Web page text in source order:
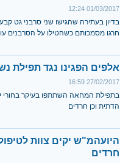
01/03/2017 12:24
בדיון בעתירה שהגישו שני סרבני גט
חרגו מסמכותם כשהטילו על הסרבנים
אלפים הפגינו נגד תפילת
27/02/2017 16:59
בתפילת המחאה השתתפו בעיקר בחורי
הדתית וכן חרדים
היועהמ"ש יקים צוות
חרדים